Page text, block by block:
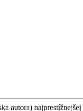
autora)